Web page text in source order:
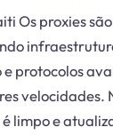
Os proxies
protocolos
velocidades.
limpo e